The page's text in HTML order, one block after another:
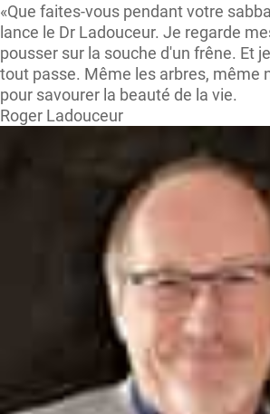
«Que faites-vous pendant votre
lance le Dr Ladouceur. Je regarde
pousser sur la souche d'un frêne. Et
tout passe. Même les arbres, même
pour savourer la beauté de la vie.
Roger Ladouceur